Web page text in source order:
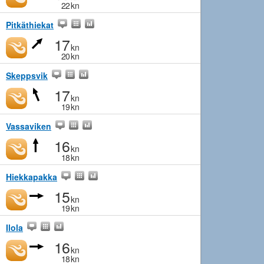
22kn
Pitkäthiekat
17kn
20kn
Skeppsvik
17kn
19kn
Vassaviken
16kn
18kn
Hiekkapakka
15kn
19kn
Ilola
16kn
18kn